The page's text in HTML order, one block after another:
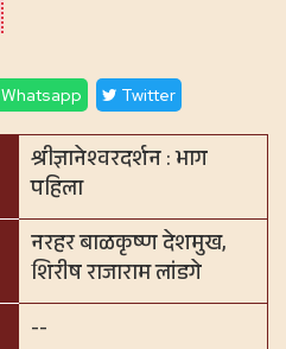
Whatsapp Twitter
श्रीज्ञानेश्वरदर्शन : भाग
पहिला
नरहर बाळकृष्ण देशमुख,
शिरीष राजाराम लांडगे
--